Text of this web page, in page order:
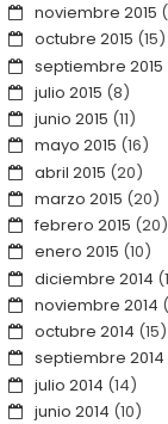
noviembre 2015
octubre 2015 (15)
septiembre 2015
julio 2015 (8)
junio 2015 (11)
mayo 2015 (16)
abril 2015 (20)
marzo 2015 (20)
febrero 2015 (20)
enero 2015 (10)
diciembre 2014
noviembre 2014
octubre 2014 (15)
septiembre 2014
julio 2014 (14)
junio 2014 (10)